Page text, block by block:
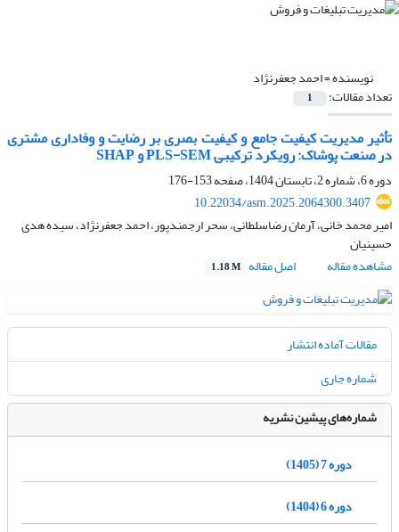
نویسنده =احمد جعفرنژاد
تعداد مقالات: 1
تأثیر مدیریت کیفیت جامع و کیفیت بصری بر رضایت و وفاداری مشتری
در صنعت پوشاک: رویکرد ترکیبی PLS-SEM و SHAP
دوره 6، شماره 2، تابستان 1404، صفحه
153-176
10.22034/asm.2025.2064300.3407
امیر محمد خانی، آرمان رضاسلطانی، سحر ارجمندپور، احمد جعفرنژاد، سیده هدی
حسینیان
مشاهده مقاله
اصل مقاله 1.18 M
مقالات آماده انتشار
شماره جاری
شماره‌های پیشین نشریه
دوره 7 (1405)
دوره 6 (1404)